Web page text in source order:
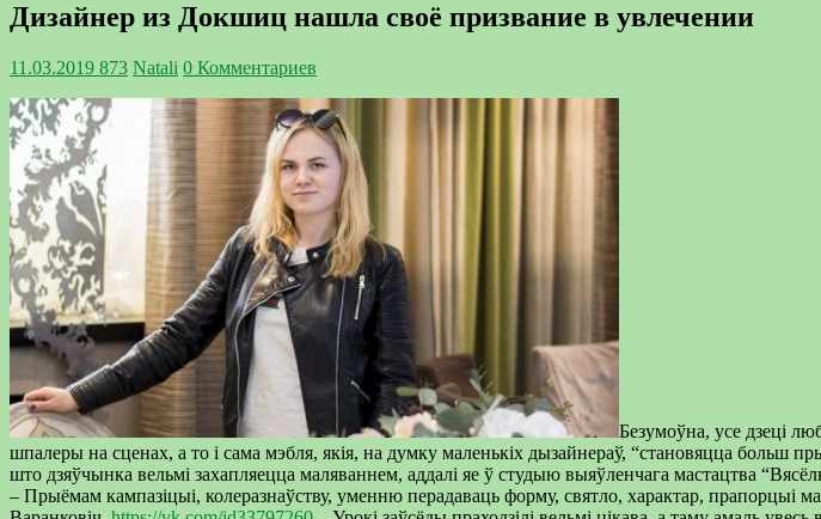
Дизайнер из Докшиц нашла своё призвание в увлечении
11.03.2019 873 Natali 0 Комментариев
Безумоўна, усе дзеці
шпалеры на сценах, а то і сама мэбля, якія, на думку маленькіх дызайнераў, “становяцца
што дзяўчынка вельмі захапляецца маляваннем, аддалі яе ў студыю выяўленчага мастацтва
– Прыёмам кампазіцыі, колеразнаўству, уменню перадаваць форму, святло, характар,